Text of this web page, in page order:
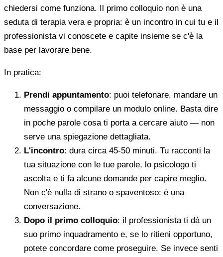
chiedersi come funziona. Il primo colloquio non è una
seduta di terapia vera e propria: è un incontro in cui tu e il
professionista vi conoscete e capite insieme se c'è la
base per lavorare bene.
In pratica:
Prendi appuntamento: puoi telefonare, mandare un
messaggio o compilare un modulo online. Basta dire
in poche parole cosa ti porta a cercare aiuto — non
serve una spiegazione dettagliata.
L'incontro: dura circa 45-50 minuti. Tu racconti la
tua situazione con le tue parole, lo psicologo ti
ascolta e ti fa alcune domande per capire meglio.
Non c'è nulla di strano o spaventoso: è una
conversazione.
Dopo il primo colloquio: il professionista ti dà un
suo primo inquadramento e, se lo ritieni opportuno,
potete concordare come proseguire. Se invece senti